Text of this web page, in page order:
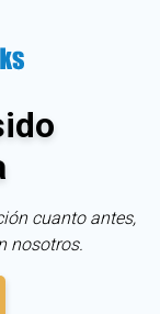
cuanto antes,
nosotros.